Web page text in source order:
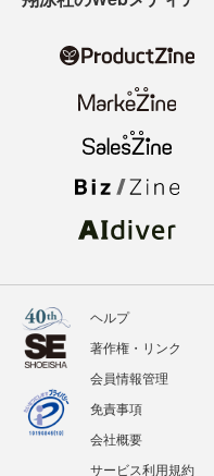
ヘルプ
著作権・リンク
会員情報管理
免責事項
会社概要
サービス利用規約